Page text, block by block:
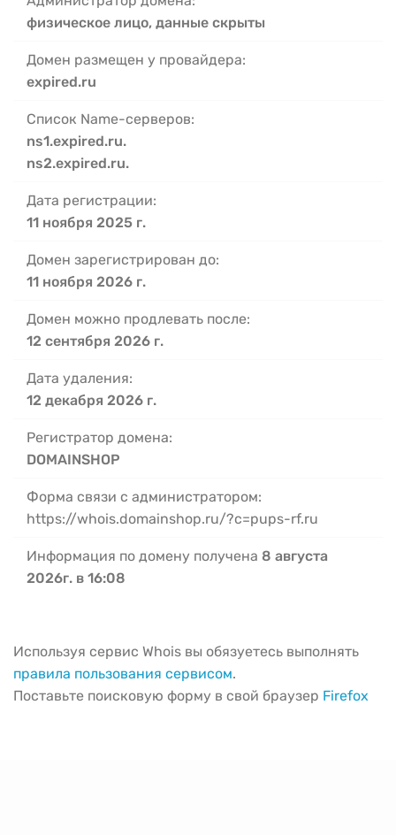
физическое лицо, данные скрыты
Домен размещен у провайдера:
expired.ru
Список Name-серверов:
ns1.expired.ru.
ns2.expired.ru.
Дата регистрации:
11 ноября 2025 г.
Домен зарегистрирован до:
11 ноября 2026 г.
Домен можно продлевать после:
12 сентября 2026 г.
Дата удаления:
12 декабря 2026 г.
Регистратор домена:
DOMAINSHOP
Форма связи с администратором:
https://whois.domainshop.ru/?c=pups-rf.ru
Информация по домену получена 8 августа
2026г. в 16:08
Используя сервис Whois вы обязуетесь выполнять
правила пользования сервисом.
Поставьте поисковую форму в свой браузер Firefox